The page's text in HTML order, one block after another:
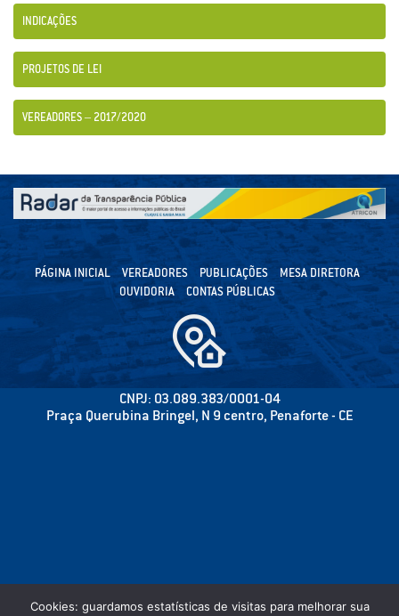
INDICAÇÕES
PROJETOS DE LEI
VEREADORES – 2017/2020
PÁGINA INICIAL VEREADORES PUBLICAÇÕES
MESA DIRETORA
OUVIDORIA
CONTAS PÚBLICAS
CNPJ: 03.089.383/0001-04
Praça Querubina Bringel, N 9 centro, Penaforte - CE
Cookies: guardamos estatísticas de visitas para melhorar sua